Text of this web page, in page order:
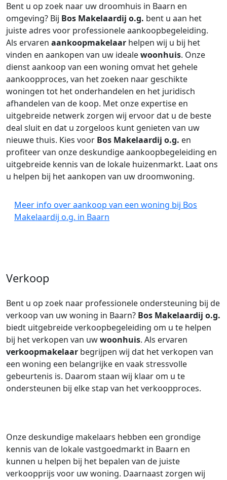
Bent u op zoek naar uw droomhuis in Baarn en
omgeving? Bij Bos Makelaardij o.g. bent u aan het
juiste adres voor professionele aankoopbegeleiding.
Als ervaren aankoopmakelaar helpen wij u bij het
vinden en aankopen van uw idealewoonhuis. Onze
dienst aankoop van een woning omvat het gehele
aankoopproces, van het zoeken naar geschikte
woningen tot het onderhandelen en het juridisch
afhandelen van de koop. Met onze expertise en
uitgebreide netwerk zorgen wij ervoor dat u de beste
deal sluit en dat u zorgeloos kunt genieten van uw
nieuwe thuis. Kies voor Bos Makelaardij o.g. en
profiteer van onze deskundige aankoopbegeleiding en
uitgebreide kennis van de lokale huizenmarkt. Laat ons
u helpen bij het aankopen van uw droomwoning.
Meer info over aankoop van een woning bij Bos
Makelaardij o.g. in Baarn
Verkoop
Bent u op zoek naar professionele ondersteuning bij de
verkoop van uw woning in Baarn? Bos Makelaardij o.g.
biedt uitgebreide verkoopbegeleiding om u te helpen
bij het verkopen van uwwoonhuis. Als ervaren
verkoopmakelaar begrijpen wij dat het verkopen van
een woning een belangrijke en vaak stressvolle
gebeurtenis is. Daarom staan wij klaar om u te
ondersteunen bij elke stap van het verkoopproces.
Onze deskundige makelaars hebben een grondige
kennis van de lokale vastgoedmarkt in Baarn en
kunnen u helpen bij het bepalen van de juiste
verkoopprijs voor uw woning. Daarnaast zorgen wij